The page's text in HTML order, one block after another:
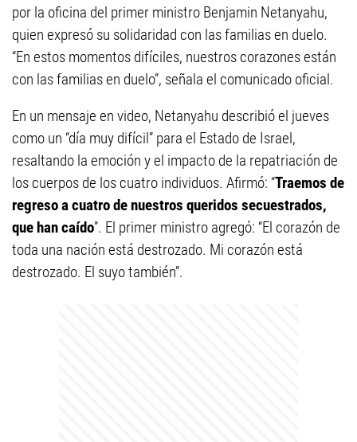
por la oficina del primer ministro Benjamin Netanyahu,
quien expresó su solidaridad con las familias en duelo.
“En estos momentos difíciles, nuestros corazones están
con las familias en duelo”, señala el comunicado oficial.
En un mensaje en video, Netanyahu describió el jueves
como un “día muy difícil” para el Estado de Israel,
resaltando la emoción y el impacto de la repatriación de
los cuerpos de los cuatro individuos. Afirmó: “Traemos de
regreso a cuatro de nuestros queridos secuestrados,
que han caído”. El primer ministro agregó: “El corazón de
toda una nación está destrozado. Mi corazón está
destrozado. El suyo también”.